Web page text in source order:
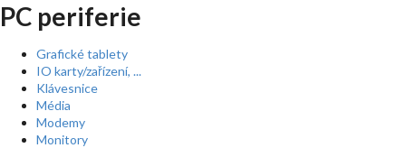
PC periferie
Grafické tablety
IO karty/zařízení, ...
Klávesnice
Média
Modemy
Monitory